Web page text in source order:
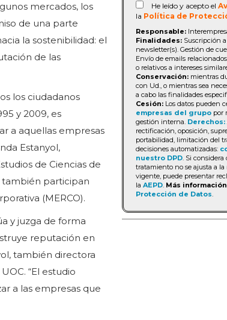
mercados, los
de una parte
la sostenibilidad: el
de las
los ciudadanos
y 2009, es
a aquellas empresas
Estanyol,
de Ciencias de
también participan
(MERCO).
y juzga de forma
reputación en
también directora
“El estudio
a las empresas que
He leído y acepto el
la Política de
Responsable:
Finalidades: Suscripción
newsletter(s). Gestión de
Envío de emails
o relativos a intereses
Conservación: mientras
con Ud., o mientras sea
a cabo las finalidades
Cesión: Los datos pueden
empresas del grupo por
gestión interna. Derechos:
rectificación, oposición,
portabilidad, limitación del
decisiones automatizadas:
nuestro DPD. Si considera
tratamiento no se ajusta a la
vigente, puede presentar
la AEPD. Más
Protección de Datos.